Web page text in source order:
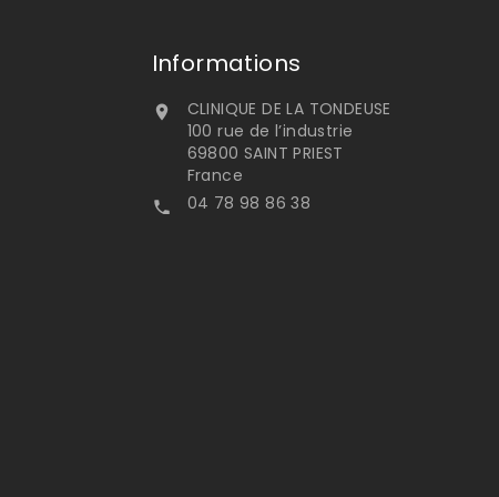
Informations

CLINIQUE DE LA TONDEUSE
100 rue de l’industrie
69800 SAINT PRIEST
France
 04 78 98 86 38